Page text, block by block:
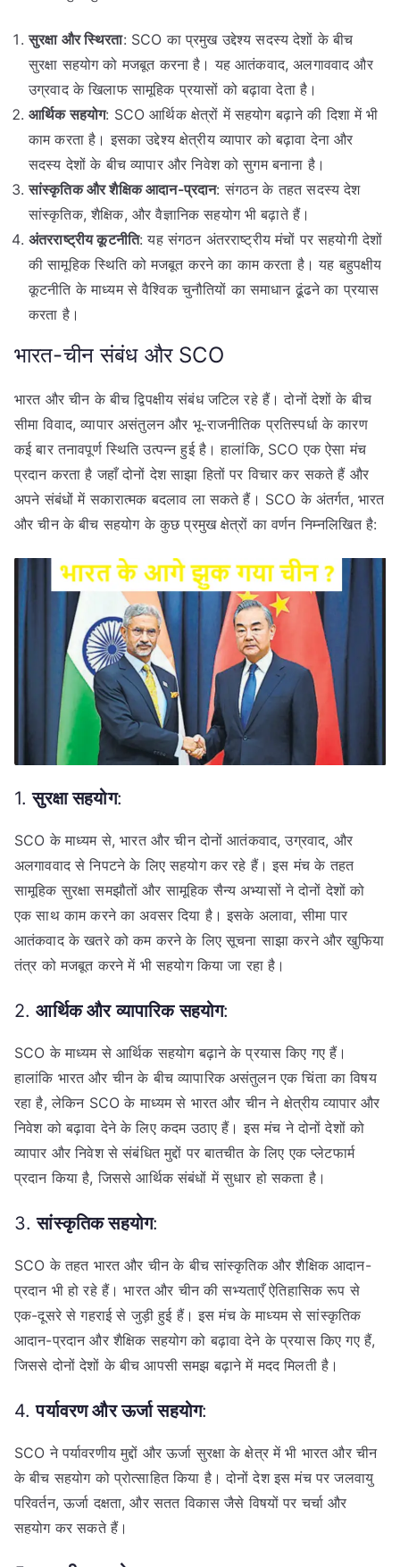
सुरक्षा और स्थिरता: SCO का प्रमुख उद्देश्य सदस्य देशों के बीच
सुरक्षा सहयोग को मजबूत करना है। यह आतंकवाद, अलगाववाद और
उग्रवाद के खिलाफ सामूहिक प्रयासों को बढ़ावा देता है।
आर्थिक सहयोग: SCO आर्थिक क्षेत्रों में सहयोग बढ़ाने की दिशा में भी
काम करता है। इसका उद्देश्य क्षेत्रीय व्यापार को बढ़ावा देना और
सदस्य देशों के बीच व्यापार और निवेश को सुगम बनाना है।
सांस्कृतिक और शैक्षिक आदान-प्रदान: संगठन के तहत सदस्य देश
सांस्कृतिक, शैक्षिक, और वैज्ञानिक सहयोग भी बढ़ाते हैं।
अंतरराष्ट्रीय कूटनीति: यह संगठन अंतरराष्ट्रीय मंचों पर सहयोगी देशों
की सामूहिक स्थिति को मजबूत करने का काम करता है। यह बहुपक्षीय
कूटनीति के माध्यम से वैश्विक चुनौतियों का समाधान ढूंढने का प्रयास
करता है।
भारत-चीन संबंध और SCO
भारत और चीन के बीच द्विपक्षीय संबंध जटिल रहे हैं। दोनों देशों के बीच
सीमा विवाद, व्यापार असंतुलन और भू-राजनीतिक प्रतिस्पर्धा के कारण
कई बार तनावपूर्ण स्थिति उत्पन्न हुई है। हालांकि, SCO एक ऐसा मंच
प्रदान करता है जहाँ दोनों देश साझा हितों पर विचार कर सकते हैं और
अपने संबंधों में सकारात्मक बदलाव ला सकते हैं। SCO के अंतर्गत, भारत
और चीन के बीच सहयोग के कुछ प्रमुख क्षेत्रों का वर्णन निम्नलिखित है:
1.सुरक्षा सहयोग:
SCO के माध्यम से, भारत और चीन दोनों आतंकवाद, उग्रवाद, और
अलगाववाद से निपटने के लिए सहयोग कर रहे हैं। इस मंच के तहत
सामूहिक सुरक्षा समझौतों और सामूहिक सैन्य अभ्यासों ने दोनों देशों को
एक साथ काम करने का अवसर दिया है। इसके अलावा, सीमा पार
आतंकवाद के खतरे को कम करने के लिए सूचना साझा करने और खुफिया
तंत्र को मजबूत करने में भी सहयोग किया जा रहा है।
2.आर्थिक और व्यापारिक सहयोग:
SCO के माध्यम से आर्थिक सहयोग बढ़ाने के प्रयास किए गए हैं।
हालांकि भारत और चीन के बीच व्यापारिक असंतुलन एक चिंता का विषय
रहा है, लेकिन SCO के माध्यम से भारत और चीन ने क्षेत्रीय व्यापार और
निवेश को बढ़ावा देने के लिए कदम उठाए हैं। इस मंच ने दोनों देशों को
व्यापार और निवेश से संबंधित मुद्दों पर बातचीत के लिए एक प्लेटफार्म
प्रदान किया है, जिससे आर्थिक संबंधों में सुधार हो सकता है।
3.सांस्कृतिक सहयोग:
SCO के तहत भारत और चीन के बीच सांस्कृतिक और शैक्षिक आदान-
प्रदान भी हो रहे हैं। भारत और चीन की सभ्यताएँ ऐतिहासिक रूप से
एक-दूसरे से गहराई से जुड़ी हुई हैं। इस मंच के माध्यम से सांस्कृतिक
आदान-प्रदान और शैक्षिक सहयोग को बढ़ावा देने के प्रयास किए गए हैं,
जिससे दोनों देशों के बीच आपसी समझ बढ़ाने में मदद मिलती है।
4.पर्यावरण और ऊर्जा सहयोग:
SCO ने पर्यावरणीय मुद्दों और ऊर्जा सुरक्षा के क्षेत्र में भी भारत और चीन
के बीच सहयोग को प्रोत्साहित किया है। दोनों देश इस मंच पर जलवायु
परिवर्तन, ऊर्जा दक्षता, और सतत विकास जैसे विषयों पर चर्चा और
सहयोग कर सकते हैं।